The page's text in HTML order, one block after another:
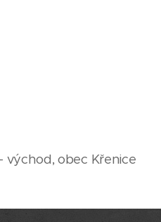
východ, obec Křenice